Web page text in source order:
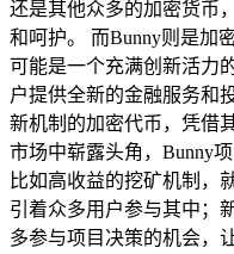
还是其他众多的加密货币
和呵护。 而Bunny则是加
可能是一个充满创新活力
户提供全新的金融服务和
新机制的加密代币，凭借
市场中崭露头角，Bunny
比如高收益的挖矿机制，
引着众多用户参与其中；
多参与项目决策的机会，